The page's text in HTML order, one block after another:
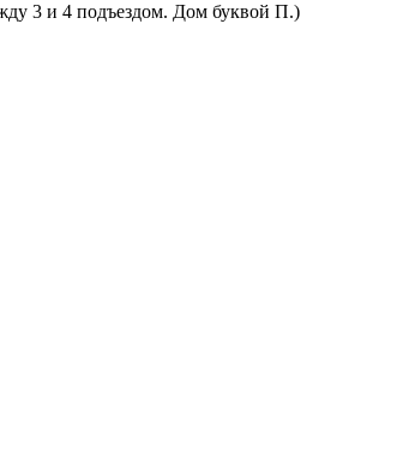
3 и 4 подъездом. Дом буквой П.)